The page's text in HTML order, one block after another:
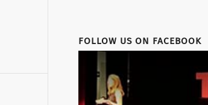
FOLLOW US ON FACEBOOK